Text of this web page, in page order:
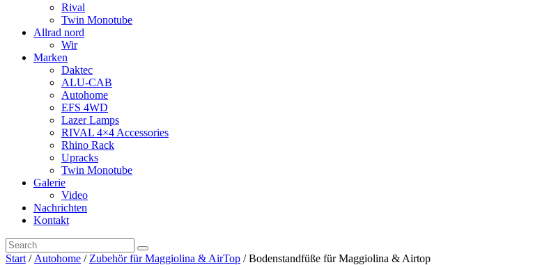
Rival
Twin Monotube
Allrad nord
Wir
Marken
Daktec
ALU-CAB
Autohome
EFS 4WD
Lazer Lamps
RIVAL 4×4 Accessories
Rhino Rack
Upracks
Twin Monotube
Galerie
Video
Nachrichten
Kontakt
Start / Autohome / Zubehör für Maggiolina & AirTop / Bodenstandfüße für Maggiolina & Airtop